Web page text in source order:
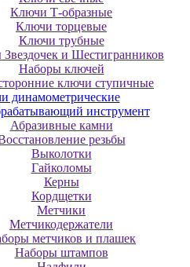
Ключи Т-образные
Ключи торцевые
Ключи трубные
и Шестигранников
Наборы ключей
ключи ступичные
динамометрические
инструмент
Абразивные камни
резьбы
Выколотки
Гайколомы
Керны
Кордщетки
Метчики
Метчикодержатели
метчиков и плашек
Наборы штампов